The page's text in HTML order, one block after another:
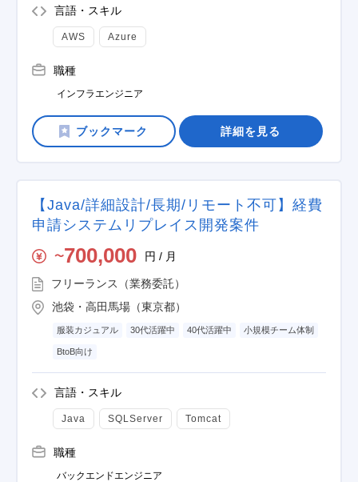
言語・スキル
AWS Azure
職種
インフラエンジニア
詳細を見る
【Java/詳細設計/長期/リモート不可】経費
申請システムリプレイス開発案件
〜700,000 円 / 月
フリーランス（業務委託）
池袋・高田馬場（東京都）
服装カジュアル 30代活躍中 40代活躍中 小規模チーム体制
BtoB向け
言語・スキル
Java SQLServer Tomcat
職種
バックエンドエンジニア